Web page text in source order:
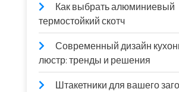
Как выбрать алюминиевый
термостойкий скотч
Современный дизайн
люстр: тренды и решения
Штакетники для вашего